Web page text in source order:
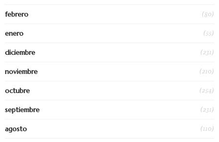
febrero (80)
enero (55)
diciembre (231)
noviembre (210)
octubre (254)
septiembre (231)
agosto (110)